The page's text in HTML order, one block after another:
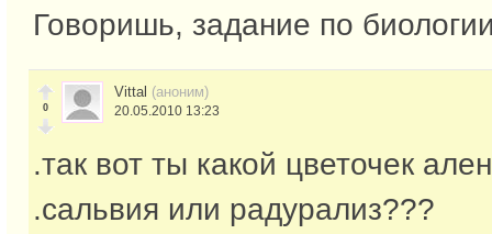
Говоришь, задание по
0
Vittal (аноним)
20.05.2010 13:23
.так вот ты какой цветочек
.сальвия или радурализ???